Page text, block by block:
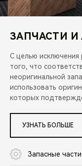
ЗАПЧАСТИ И
С целью исключения
того, что
неоригинальной
использовать
которых
УЗНАТЬ БОЛЬШЕ
Запасные части